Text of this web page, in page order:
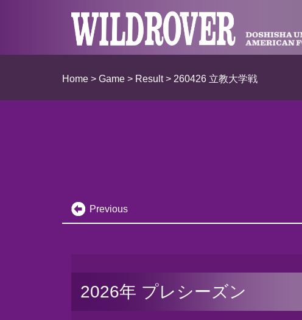
Home > Game > Result> 260426 立教大学戦
Previous
2026年 プレシーズン